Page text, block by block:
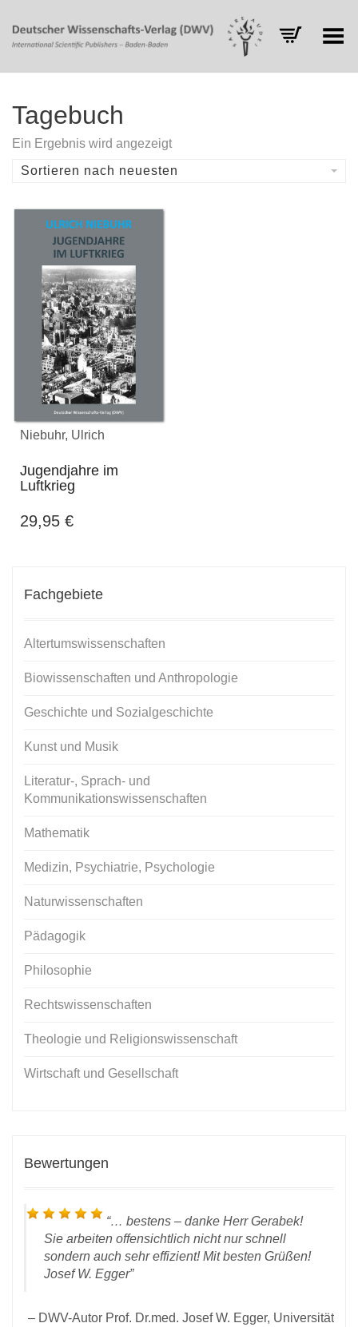
Toggle Menu
Tagebuch
Ein Ergebnis wird angezeigt
Sortieren nach neuesten
Niebuhr, Ulrich
Jugendjahre im
Luftkrieg
29,95 €
Fachgebiete
Altertumswissenschaften
Biowissenschaften und Anthropologie
Geschichte und Sozialgeschichte
Kunst und Musik
Literatur-, Sprach- und
Kommunikationswissenschaften
Mathematik
Medizin, Psychiatrie, Psychologie
Naturwissenschaften
Pädagogik
Philosophie
Rechtswissenschaften
Theologie und Religionswissenschaft
Wirtschaft und Gesellschaft
Bewertungen
… bestens – danke Herr Gerabek!
Sie arbeiten offensichtlich nicht nur schnell
sondern auch sehr effizient! Mit besten Grüßen!
Josef W. Egger
DWV-Autor Prof. Dr.med. Josef W. Egger, Universität